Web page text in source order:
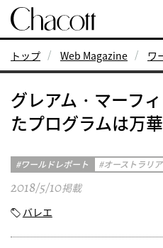
トップ Web Magazine ワ
グレアム・マーフ
たプログラムは万
ワールドレポート オーストラリア
2018/5/10掲載
バレエ